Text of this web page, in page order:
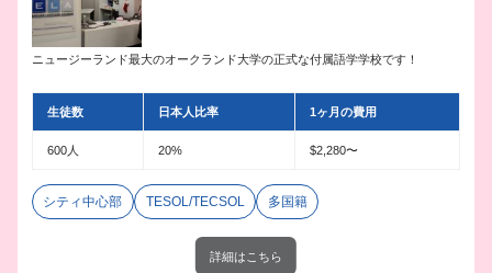
ニュージーランド最大のオークランド大学の正式な付属語学学校です！
生徒数 日本人比率 1ヶ月の費用
600人 20% $2,280〜
シティ中心部 TESOL/TECSOL 多国籍
詳細はこちら